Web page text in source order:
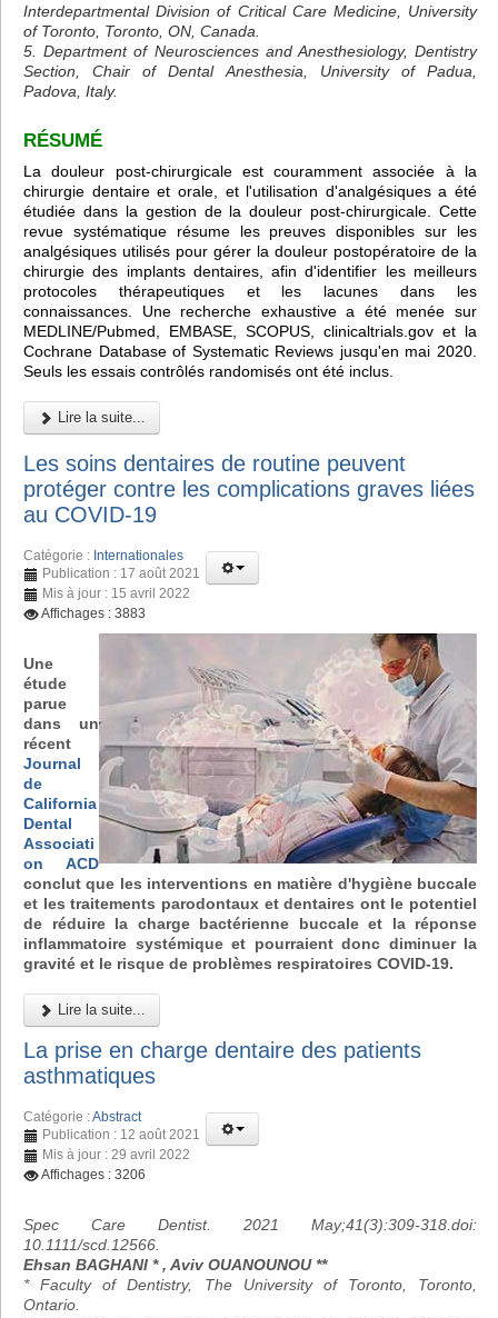
Interdepartmental Division of Critical Care Medicine, University
of Toronto, Toronto, ON, Canada.
5. Department of Neurosciences and Anesthesiology, Dentistry
Section, Chair of Dental Anesthesia, University of Padua,
Padova, Italy.
RÉSUMÉ
La douleur post-chirurgicale est couramment associée à la
chirurgie dentaire et orale, et l'utilisation d'analgésiques a été
étudiée dans la gestion de la douleur post-chirurgicale. Cette
revue systématique résume les preuves disponibles sur les
analgésiques utilisés pour gérer la douleur postopératoire de la
chirurgie des implants dentaires, afin d'identifier les meilleurs
protocoles thérapeutiques et les lacunes dans les
connaissances. Une recherche exhaustive a été menée sur
MEDLINE/Pubmed, EMBASE, SCOPUS, clinicaltrials.gov et la
Cochrane Database of Systematic Reviews jusqu'en mai 2020.
Seuls les essais contrôlés randomisés ont été inclus.
Lire la suite...
Les soins dentaires de routine peuvent
protéger contre les complications graves liées
au COVID-19
Catégorie : Internationales
Publication : 17 août 2021
Mis à jour : 15 avril 2022
Affichages : 3883
Une
étude
parue
dans un
récent
Journal
de
California
Dental
Associati
on ACD
conclut que les interventions en matière d'hygiène buccale
et les traitements parodontaux et dentaires ont le potentiel
de réduire la charge bactérienne buccale et la réponse
inflammatoire systémique et pourraient donc diminuer la
gravité et le risque de problèmes respiratoires COVID-19.
Lire la suite...
La prise en charge dentaire des patients
asthmatiques
Catégorie :Abstract
Publication : 12 août 2021
Mis à jour : 29 avril 2022
Affichages : 3206
Spec Care Dentist. 2021 May;41(3):309-318.doi:
10.1111/scd.12566.
Ehsan BAGHANI * , Aviv OUANOUNOU **
* Faculty of Dentistry, The University of Toronto, Toronto,
Ontario.